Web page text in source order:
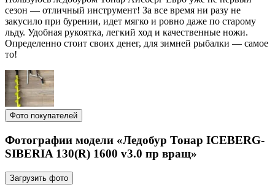
сезон — отличный инструмент! За все время ни разу не
закусило при бурении, идет мягко и ровно даже по старому
льду. Удобная рукоятка, легкий ход и качественные ножи.
Определенно стоит своих денег, для зимней рыбалки — самое
то!
Фото покупателей
Фотографии модели «Ледобур Тонар ICEBERG-
SIBERIA 130(R) 1600 v3.0 пр вращ»
Загрузить фото